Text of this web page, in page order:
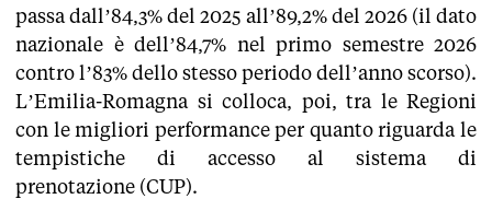
passa dall’84,3% del 2025 all’89,2% del 2026 (il dato
nazionale è dell’84,7% nel primo semestre 2026
contro l’83% dello stesso periodo dell’anno scorso).
L’Emilia-Romagna si colloca, poi, tra le Regioni
con le migliori performance per quanto riguarda le
tempistiche di accesso al sistema di
prenotazione (CUP).